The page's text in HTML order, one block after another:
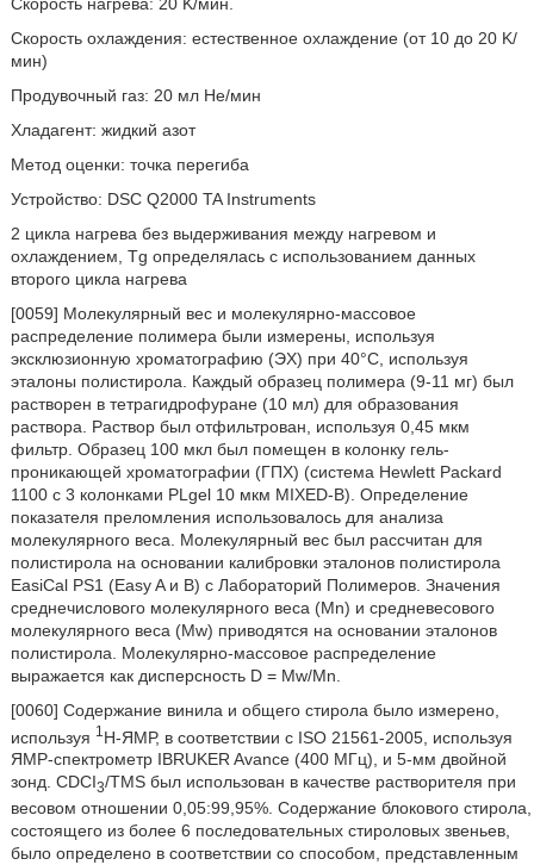
Скорость охлаждения: естественное охлаждение (от 10 до 20 K/
мин)
Продувочный газ: 20 мл He/мин
Хладагент: жидкий азот
Метод оценки: точка перегиба
Устройство: DSC Q2000 TA Instruments
2 цикла нагрева без выдерживания между нагревом и
охлаждением, Tg определялась с использованием данных
второго цикла нагрева
[0059] Молекулярный вес и молекулярно-массовое
распределение полимера были измерены, используя
эксклюзионную хроматографию (ЭХ) при 40°C, используя
эталоны полистирола. Каждый образец полимера (9-11 мг) был
растворен в тетрагидрофуране (10 мл) для образования
раствора. Раствор был отфильтрован, используя 0,45 мкм
фильтр. Образец 100 мкл был помещен в колонку гель-
проникающей хроматографии (ГПХ) (система Hewlett Packard
1100 с 3 колонками PLgel 10 мкм MIXED-B). Определение
показателя преломления использовалось для анализа
молекулярного веса. Молекулярный вес был рассчитан для
полистирола на основании калибровки эталонов полистирола
EasiCal PS1 (Easy A и B) с Лабораторий Полимеров. Значения
среднечислового молекулярного веса (Mn) и средневесового
молекулярного веса (Mw) приводятся на основании эталонов
полистирола. Молекулярно-массовое распределение
выражается как дисперсность D = Mw/Mn.
[0060] Содержание винила и общего стирола было измерено,
используя 1 H-ЯМР, в соответствии с ISO 21561-2005, используя
ЯМР-спектрометр IBRUKER Avance (400 МГц), и 5-мм двойной
зонд. CDCI3/TMS был использован в качестве растворителя при
весовом отношении 0,05:99,95%. Содержание блокового стирола,
состоящего из более 6 последовательных стироловых звеньев,
было определено в соответствии со способом, представленным